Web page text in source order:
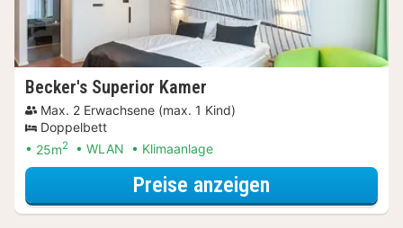
Becker's Superior Kamer
Max. 2 Erwachsene (max. 1 Kind)
Doppelbett
25m2 WLAN Klimaanlage
Preise anzeigen